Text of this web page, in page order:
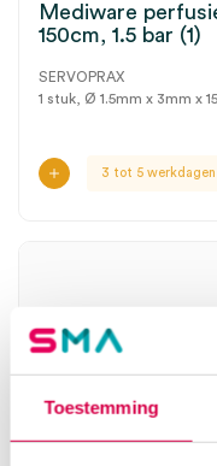
Toestemming
Mediware
150cm, 1.5 bar (1)
SERVOPRAX
1 stuk, Ø 1.5mm x 3mm x
3 tot 5 werkdagen